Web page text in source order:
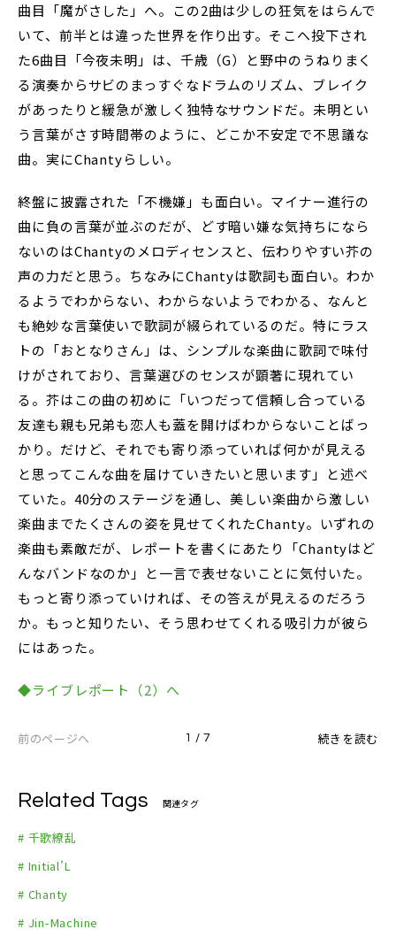
曲目「魔がさした」へ。この2曲は少しの狂気をはらんで
いて、前半とは違った世界を作り出す。そこへ投下され
た6曲目「今夜未明」は、千歳（G）と野中のうねりまく
る演奏からサビのまっすぐなドラムのリズム、ブレイク
があったりと緩急が激しく独特なサウンドだ。未明とい
う言葉がさす時間帯のように、どこか不安定で不思議な
曲。実にChantyらしい。
終盤に披露された「不機嫌」も面白い。マイナー進行の
曲に負の言葉が並ぶのだが、どす暗い嫌な気持ちになら
ないのはChantyのメロディセンスと、伝わりやすい芥の
声の力だと思う。ちなみにChantyは歌詞も面白い。わか
るようでわからない、わからないようでわかる、なんと
も絶妙な言葉使いで歌詞が綴られているのだ。特にラス
トの「おとなりさん」は、シンプルな楽曲に歌詞で味付
けがされており、言葉選びのセンスが顕著に現れてい
る。芥はこの曲の初めに「いつだって信頼し合っている
友達も親も兄弟も恋人も蓋を開けばわからないことばっ
かり。だけど、それでも寄り添っていれば何かが見える
と思ってこんな曲を届けていきたいと思います」と述べ
ていた。40分のステージを通し、美しい楽曲から激しい
楽曲までたくさんの姿を見せてくれたChanty。いずれの
楽曲も素敵だが、レポートを書くにあたり「Chantyはど
んなバンドなのか」と一言で表せないことに気付いた。
もっと寄り添っていければ、その答えが見えるのだろう
か。もっと知りたい、そう思わせてくれる吸引力が彼ら
にはあった。
◆ライブレポート（2）へ
前のページへ 1 / 7 続きを読む
Related Tags 関連タグ
# 千歌繚乱
# Initial’L
# Chanty
# Jin-Machine